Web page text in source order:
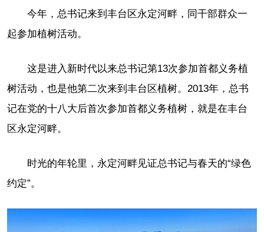
今年，总书记来到丰台区永定河畔，同干部群众一
起参加植树活动。
这是进入新时代以来总书记第13次参加首都义务植
树活动，也是他第二次来到丰台区植树。2013年，总书
记在党的十八大后首次参加首都义务植树，就是在丰台
区永定河畔。
时光的年轮里，永定河畔见证总书记与春天的“绿色
约定”。